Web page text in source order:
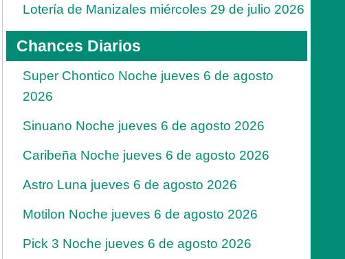
Lotería de Manizales miércoles 29 de julio 2026
Chances Diarios
Super Chontico Noche jueves 6 de agosto
2026
Sinuano Noche jueves 6 de agosto 2026
Caribeña Noche jueves 6 de agosto 2026
Astro Luna jueves 6 de agosto 2026
Motilon Noche jueves 6 de agosto 2026
Pick 3 Noche jueves 6 de agosto 2026